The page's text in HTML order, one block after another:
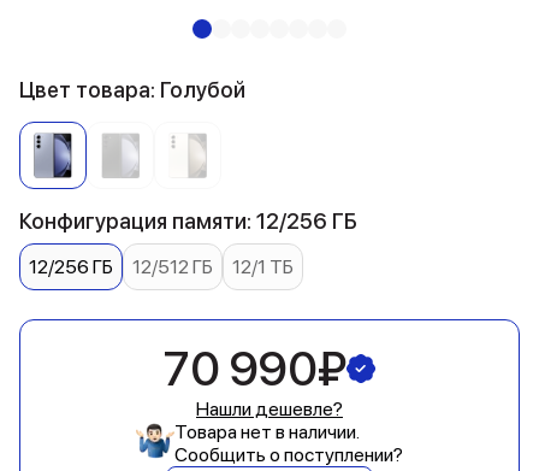
Цвет товара: Голубой
Конфигурация памяти: 12/256 ГБ
12/256 ГБ 12/512 ГБ 12/1 ТБ
70 990₽
Нашли дешевле?
Товара нет в наличии.
Сообщить о поступлении?